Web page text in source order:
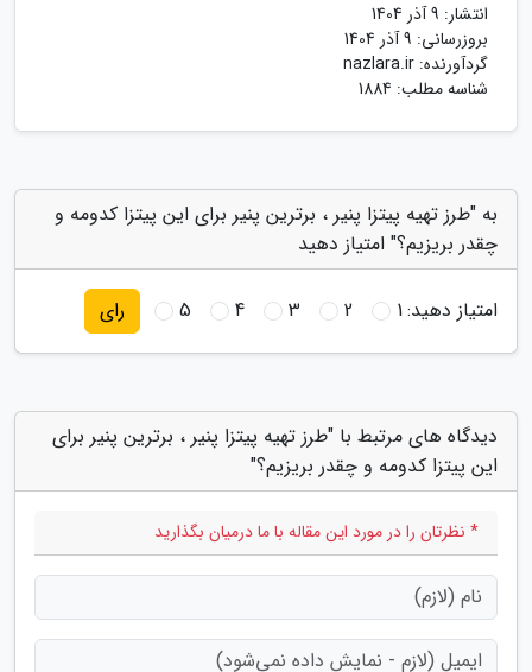
انتشار: 9 آذر 1404
بروزرسانی: 9 آذر 1404
گردآورنده: nazlara.ir
شناسه مطلب: 1884
به "طرز تهیه پیتزا پنیر ، برترین پنیر برای این پیتزا کدومه و
چقدر بریزیم؟" امتیاز دهید
امتیاز دهید:1
2
3
4
5 رای
دیدگاه های مرتبط با "طرز تهیه پیتزا پنیر ، برترین پنیر برای
این پیتزا کدومه و چقدر بریزیم؟"
* نظرتان را در مورد این مقاله با ما درمیان بگذارید